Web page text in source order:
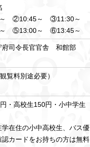
②10:45～ ③11:30～
⑤13:00～ ⑥13:45～
府司令長官官舎 和館部
覧料別途必要）
・高校生150円・小中学生
在住の小中高校生、バス優
認カードをお持ちの方は無料